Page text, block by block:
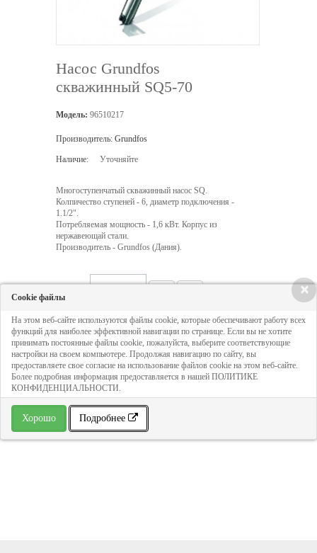
Насос Grundfos
скважинный SQ5-70
Модель: 96510217
Производитель: Grundfos
Наличие: Уточняйте
Многоступенчатый скважинный насос SQ.
Колпичество ступеней - 6, диаметр подключения -
1.1/2".
Потребляемая мощность - 1,6 кВт. Корпус из
нержавеющай стали.
Производитель - Grundfos (Дания).
86 972 руб
ДОБАВИТЬ В КОРЗИНУ
» В избранное
×
Cookie файлы
На этом веб-сайте используются файлы cookie, которые обеспечивают работу всех
функций для наиболее эффективной навигации по странице. Если вы не хотите
принимать постоянные файлы cookie, пожалуйста, выберите соответствующие
настройки на своем компьютере. Продолжая навигацию по сайту, вы
предоставляете свое согласие на использование файлов cookie на этом веб-сайте.
Более подробная информация предоставляется в нашей ПОЛИТИКЕ
КОНФИДЕНЦИАЛЬНОСТИ.
Хорошо Подробнее